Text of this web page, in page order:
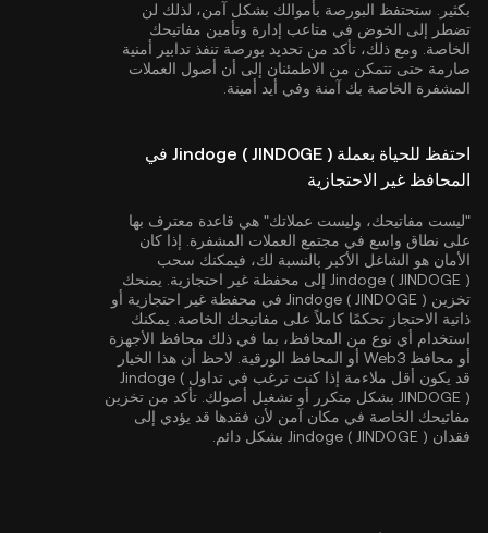
بكثير. ستحتفظ البورصة بأموالك بشكل آمن، لذلك لن
تضطر إلى الخوض في متاعب إدارة وتأمين مفاتيحك
الخاصة. ومع ذلك، تأكد من تحديد بورصة تنفذ تدابير أمنية
صارمة حتى تتمكن من الاطمئنان إلى أن أصول العملات
المشفرة الخاصة بك آمنة وفي أيد أمينة.
احتفظ للحياة بعملة Jindoge ( JINDOGE ) في
المحافظ غير الاحتجازية
"ليست مفاتيحك، وليست عملاتك" هي قاعدة معترف بها
على نطاق واسع في مجتمع العملات المشفرة. إذا كان
الأمان هو الشاغل الأكبر بالنسبة لك، فيمكنك سحب
Jindoge ( JINDOGE ) إلى محفظة غير احتجازية. يمنحك
تخزين Jindoge ( JINDOGE ) في محفظة غير احتجازية أو
ذاتية الاحتجاز تحكمًا كاملاً على مفاتيحك الخاصة. يمكنك
استخدام أي نوع من المحافظ، بما في ذلك محافظ الأجهزة
أو محافظ Web3 أو المحافظ الورقية. لاحظ أن هذا الخيار
قد يكون أقل ملاءمة إذا كنت ترغب في تداول Jindoge (
JINDOGE ) بشكل متكرر أو تشغيل أصولك. تأكد من تخزين
مفاتيحك الخاصة في مكان آمن لأن فقدها قد يؤدي إلى
فقدان Jindoge ( JINDOGE ) بشكل دائم.